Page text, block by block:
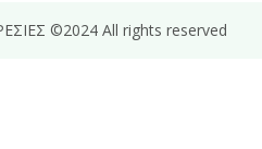
©2024 All rights reserved